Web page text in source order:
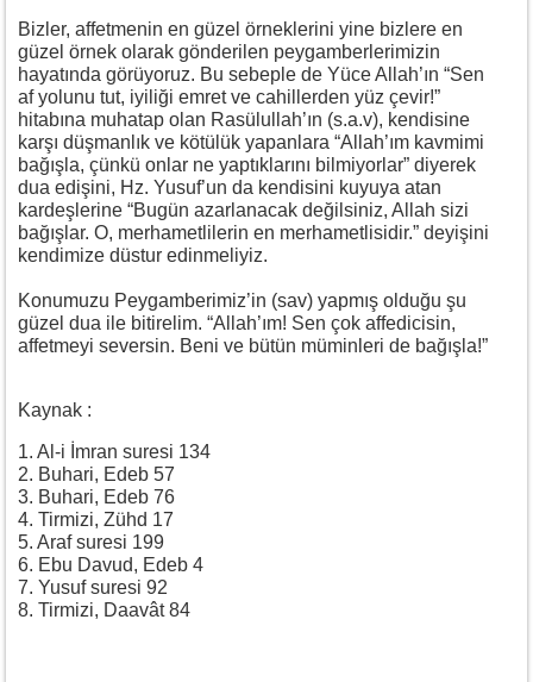
Bizler, affetmenin en güzel örneklerini yine bizlere en
güzel örnek olarak gönderilen peygamberlerimizin
hayatında görüyoruz. Bu sebeple de Yüce Allah’ın “Sen
af yolunu tut, iyiliği emret ve cahillerden yüz çevir!”
hitabına muhatap olan Rasülullah’ın (s.a.v), kendisine
karşı düşmanlık ve kötülük yapanlara “Allah’ım kavmimi
bağışla, çünkü onlar ne yaptıklarını bilmiyorlar” diyerek
dua edişini, Hz. Yusuf’un da kendisini kuyuya atan
kardeşlerine “Bugün azarlanacak değilsiniz, Allah sizi
bağışlar. O, merhametlilerin en merhametlisidir.” deyişini
kendimize düstur edinmeliyiz.
Konumuzu Peygamberimiz’in (sav) yapmış olduğu şu
güzel dua ile bitirelim. “Allah’ım! Sen çok affedicisin,
affetmeyi seversin. Beni ve bütün müminleri de bağışla!”
Kaynak :
1. Al-i İmran suresi 134
2. Buhari, Edeb 57
3. Buhari, Edeb 76
4. Tirmizi, Zühd 17
5. Araf suresi 199
6. Ebu Davud, Edeb 4
7. Yusuf suresi 92
8. Tirmizi, Daavât 84